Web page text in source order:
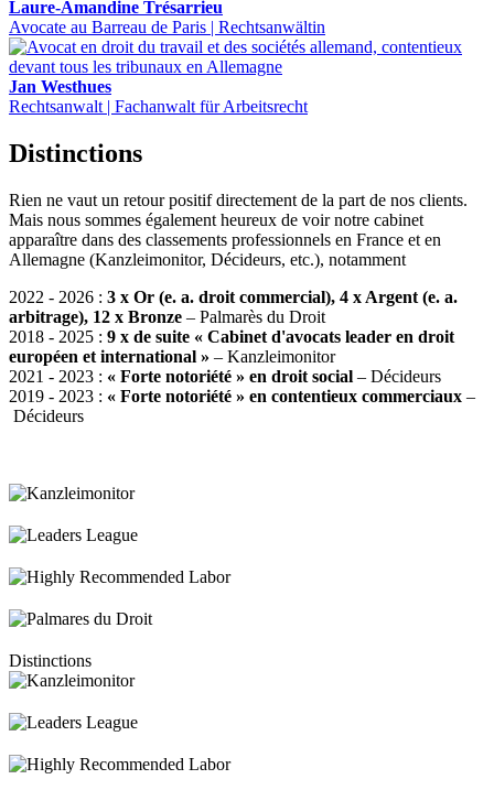
Laure-Amandine Trésarrieu
Avocate au Barreau de Paris | Rechtsanwältin
Jan Westhues
Rechtsanwalt | Fachanwalt für Arbeitsrecht
Distinctions
Rien ne vaut un retour positif directement de la part de nos clients.
Mais nous sommes également heureux de voir notre cabinet
apparaître dans des classements professionnels en France et en
Allemagne (Kanzleimonitor, Décideurs, etc.), notamment
2022 - 2026 : 3 x Or (e. a. droit commercial), 4 x Argent (e. a.
arbitrage), 12 x Bronze – Palmarès du Droit
2018 - 2025 : 9 x de suite « Cabinet d'avocats leader en droit
européen et international » – Kanzleimonitor
2021 - 2023 : « Forte notoriété » en droit social – Décideurs
2019 - 2023 : « Forte notoriété » en contentieux commerciaux –
Décideurs
Distinctions